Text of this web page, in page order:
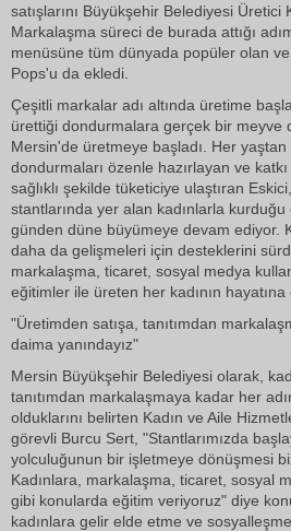
satışlarını Büyükşehir Belediyesi Üretici
Markalaşma süreci de burada attığı
menüsüne tüm dünyada popüler olan
Pops'u da ekledi.
Çeşitli markalar adı altında üretime
ürettiği dondurmalara gerçek bir meyve
Mersin'de üretmeye başladı. Her
dondurmaları özenle hazırlayan ve
sağlıklı şekilde tüketiciye ulaştıran
stantlarında yer alan kadınlarla
günden düne büyümeye devam ediyor.
daha da gelişmeleri için desteklerini
markalaşma, ticaret, sosyal medya
eğitimler ile üreten her kadının hayatına
"Üretimden satışa, tanıtımdan
daima yanındayız"
Mersin Büyükşehir Belediyesi olarak,
tanıtımdan markalaşmaya kadar her
olduklarını belirten Kadın ve Aile
görevli Burcu Sert, "Stantlarımızda
yolculuğunun bir işletmeye dönüşmesi
Kadınlara, markalaşma, ticaret, sosyal
gibi konularda eğitim veriyoruz" diye
kadınlara gelir elde etme ve sosyalleşme